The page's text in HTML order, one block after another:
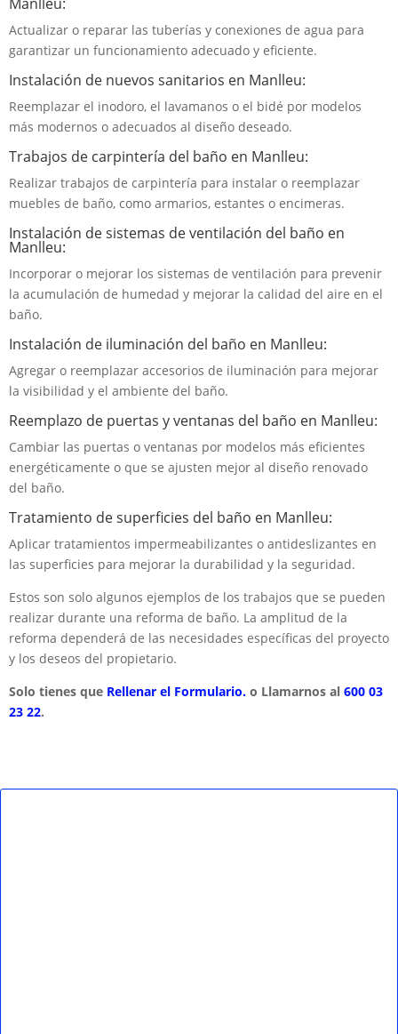
Actualizar o reparar las tuberías y conexiones de agua para
garantizar un funcionamiento adecuado y eficiente.
Instalación de nuevos sanitarios en Manlleu:
Reemplazar el inodoro, el lavamanos o el bidé por modelos
más modernos o adecuados al diseño deseado.
Trabajos de carpintería del baño en Manlleu:
Realizar trabajos de carpintería para instalar o reemplazar
muebles de baño, como armarios, estantes o encimeras.
Instalación de sistemas de ventilación del baño en
Manlleu:
Incorporar o mejorar los sistemas de ventilación para prevenir
la acumulación de humedad y mejorar la calidad del aire en el
baño.
Instalación de iluminación del baño en Manlleu:
Agregar o reemplazar accesorios de iluminación para mejorar
la visibilidad y el ambiente del baño.
Reemplazo de puertas y ventanas del baño en Manlleu:
Cambiar las puertas o ventanas por modelos más eficientes
energéticamente o que se ajusten mejor al diseño renovado
del baño.
Tratamiento de superficies del baño en Manlleu:
Aplicar tratamientos impermeabilizantes o antideslizantes en
las superficies para mejorar la durabilidad y la seguridad.
Estos son solo algunos ejemplos de los trabajos que se pueden
realizar durante una reforma de baño. La amplitud de la
reforma dependerá de las necesidades específicas del proyecto
y los deseos del propietario.
Solo tienes que Rellenar el Formulario. o Llamarnos al 600 03
23 22.